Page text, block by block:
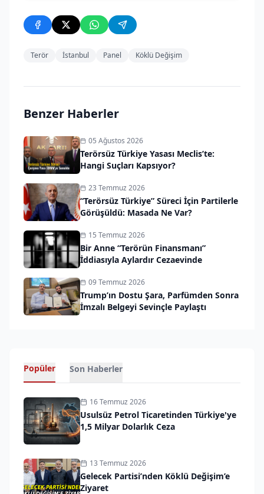
Terör İstanbul Panel Köklü Değişim
Benzer Haberler
05 Ağustos 2026
Terörsüz Türkiye Yasası Meclis’te:
Hangi Suçları Kapsıyor?
23 Temmuz 2026
“Terörsüz Türkiye” Süreci İçin Partilerle
Görüşüldü: Masada Ne Var?
15 Temmuz 2026
Bir Anne “Terörün Finansmanı”
İddiasıyla Aylardır Cezaevinde
09 Temmuz 2026
Trump’ın Dostu Şara, Parfümden Sonra
İmzalı Belgeyi Sevinçle Paylaştı
Popüler Son Haberler
16 Temmuz 2026
Usulsüz Petrol Ticaretinden Türkiye'ye
1,5 Milyar Dolarlık Ceza
13 Temmuz 2026
Gelecek Partisi’nden Köklü Değişim’e
Ziyaret